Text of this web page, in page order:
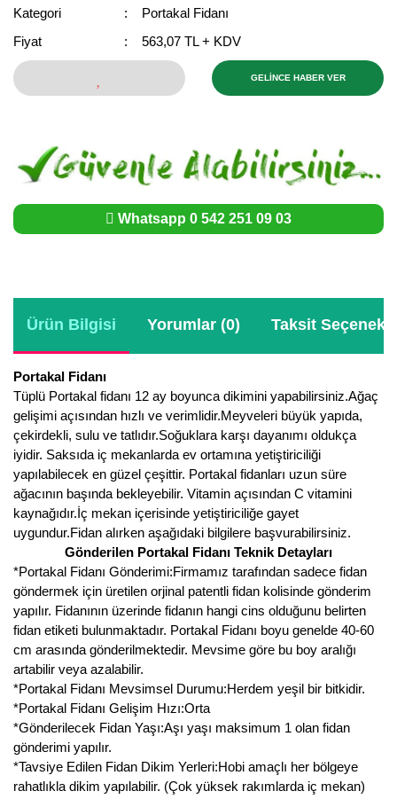
Kategori
Portakal Fidanı
Fiyat
563,07 TL + KDV
GELİNCE HABER VER
Whatsapp 0 542 251 09 03
Ürün Bilgisi Yorumlar (0) Taksit
Portakal Fidanı
Tüplü Portakal fidanı 12 ay boyunca dikimini yapabilirsiniz.Ağaç
gelişimi açısından hızlı ve verimlidir.Meyveleri büyük yapıda,
çekirdekli, sulu ve tatlıdır.Soğuklara karşı dayanımı oldukça
iyidir. Saksıda iç mekanlarda ev ortamına yetiştiriciliği
yapılabilecek en güzel çeşittir. Portakal fidanları uzun süre
ağacının başında bekleyebilir. Vitamin açısından C vitamini
kaynağıdır.İç mekan içerisinde yetiştiriciliğe gayet
uygundur.Fidan alırken aşağıdaki bilgilere başvurabilirsiniz.
Gönderilen Portakal Fidanı Teknik Detayları
*Portakal Fidanı Gönderimi:Firmamız tarafından sadece fidan
göndermek için üretilen orjinal patentli fidan kolisinde gönderim
yapılır. Fidanının üzerinde fidanın hangi cins olduğunu belirten
fidan etiketi bulunmaktadır. Portakal Fidanı boyu genelde 40-60
cm arasında gönderilmektedir. Mevsime göre bu boy aralığı
artabilir veya azalabilir.
*Portakal Fidanı Mevsimsel Durumu:Herdem yeşil bir bitkidir.
*Portakal Fidanı Gelişim Hızı:Orta
*Gönderilecek Fidan Yaşı:Aşı yaşı maksimum 1 olan fidan
gönderimi yapılır.
*Tavsiye Edilen Fidan Dikim Yerleri:Hobi amaçlı her bölgeye
rahatlıkla dikim yapılabilir. (Çok yüksek rakımlarda iç mekan)
Goji Berry Fidanı
Kapari Gebre Otu Fidanı
Keçiboynuzu Fidanı
Kızılcık Fidanı
Kocayemiş Fidanı
Kuşburnu Fidanı
Liçi Fidanı
Longan Fidanı
Malta Eriği Fidanı
Mango Fidanı
Melez Meyveler
Murt Fidanı
Muşmula Fidanı
Muz Fidanı